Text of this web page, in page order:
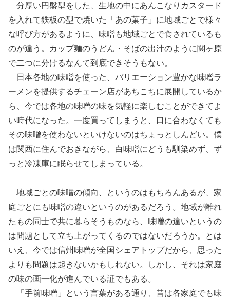
分厚い円盤型をした、生地の中にあんこなりカスタード
を入れて鉄板の型で焼いた「あの菓子」に地域ごとで様々
な呼び方があるように、味噌も地域ごとで食されているも
のが違う。カップ麺のうどん・そばの出汁のように関ヶ原
で二つに分けるなんて到底できそうもない。
日本各地の味噌を使った、バリエーション豊かな味噌ラ
ーメンを提供するチェーン店があちこちに展開しているか
ら、今では各地の味噌の味を気軽に楽しむことができてよ
い時代になった。一度買ってしまうと、口に合わなくても
その味噌を使わないといけないのはちょっとしんどい。僕
は関西に住んでおきながら、白味噌にどうも馴染めず、ず
っと冷凍庫に眠らせてしまっている。
地域ごとの味噌の傾向、というのはもちろんあるが、家
庭ごとにも味噌の違いというのがあるだろう。地域が離れ
たもの同士で共に暮らそうものなら、味噌の違いというの
は問題として立ち上がってくるのではないだろうか。とは
いえ、今では信州味噌が全国シェアトップだから、思った
よりも問題は起きないかもしれない。しかし、それは家庭
の味の画一化が進んでいる証でもある。
「手前味噌」という言葉がある通り、昔は各家庭でも味